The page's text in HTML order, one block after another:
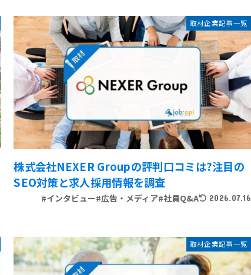
取材企業記事一覧
株式会社NEXER Groupの評判口コミは?注目の
SEO対策と求人採用情報を調査
#インタビュー#広告・メディア#社員Q&A 2026.07.16
取材企業記事一覧